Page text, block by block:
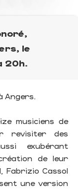
le
20h.
Angers.
musiciens de
revisiter des
exubérant
de leur
Fabrizio Cassol
une version